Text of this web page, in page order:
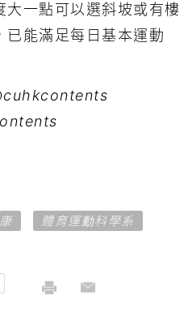
大一點可以選斜坡或有樓
能滿足每日基本運動
體育運動科學系